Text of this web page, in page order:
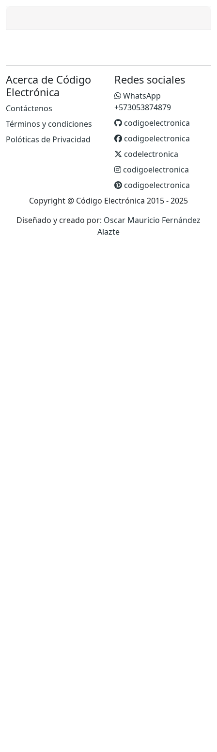
Acerca de Código
Electrónica
Contáctenos
Términos y condiciones
Polóticas de Privacidad
Redes sociales
WhatsApp
+573053874879
codigoelectronica
codigoelectronica
codelectronica
codigoelectronica
codigoelectronica
Copyright @ Código Electrónica 2015 - 2025
Diseñado y creado por: Oscar Mauricio Fernández
Alazte